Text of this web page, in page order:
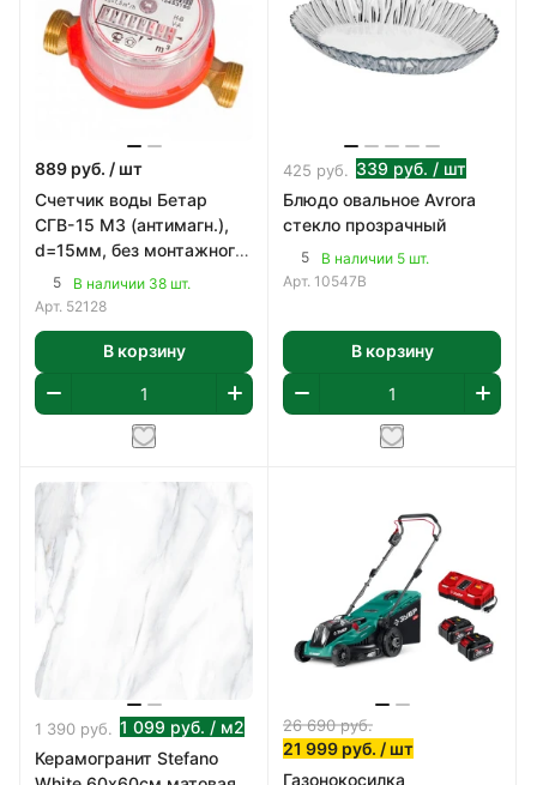
889 руб. / шт
Счетчик воды Бетар
СГВ-15 МЗ (антимагн.),
d=15мм, без монтажного
комплекта
5
В наличии 38 шт.
Арт. 52128
В корзину
425 руб. 339 руб. / шт
Блюдо овальное Avrora
стекло прозрачный
5
В наличии 5 шт.
Арт. 10547B
В корзину
1 390 руб. 1 099 руб. / м2
Керамогранит Stefano
26 690руб.
21 999 руб. / шт
Газонокосилка